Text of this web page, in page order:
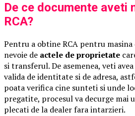
De ce documente aveti
RCA?
Pentru a obtine RCA pentru masina
nevoie de actele de proprietate
si transferul. De asemenea, veti
valida de identitate si de adresa,
poata verifica cine sunteti si unde
pregatite, procesul va decurge mai
plecati de la dealer fara intarzieri.